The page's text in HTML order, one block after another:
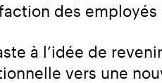
des
à l’idée de
vers une